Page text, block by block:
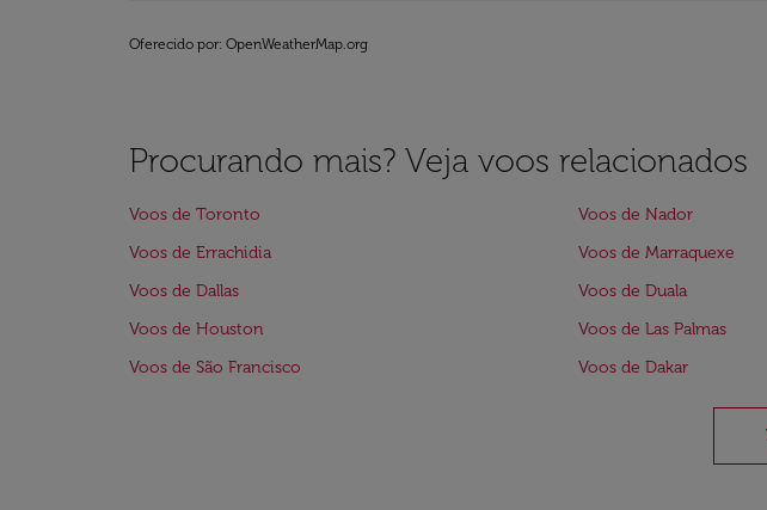
Oferecido por: OpenWeatherMap.org
Procurando mais? Veja voos relacionados
Voos de Toronto Voos de Nador
Voos de Errachidia
Voos de Marraquexe
Voos de Dallas
Voos de Duala
Voos de Houston
Voos de Las Palmas
Voos de São Francisco
Voos de Dakar